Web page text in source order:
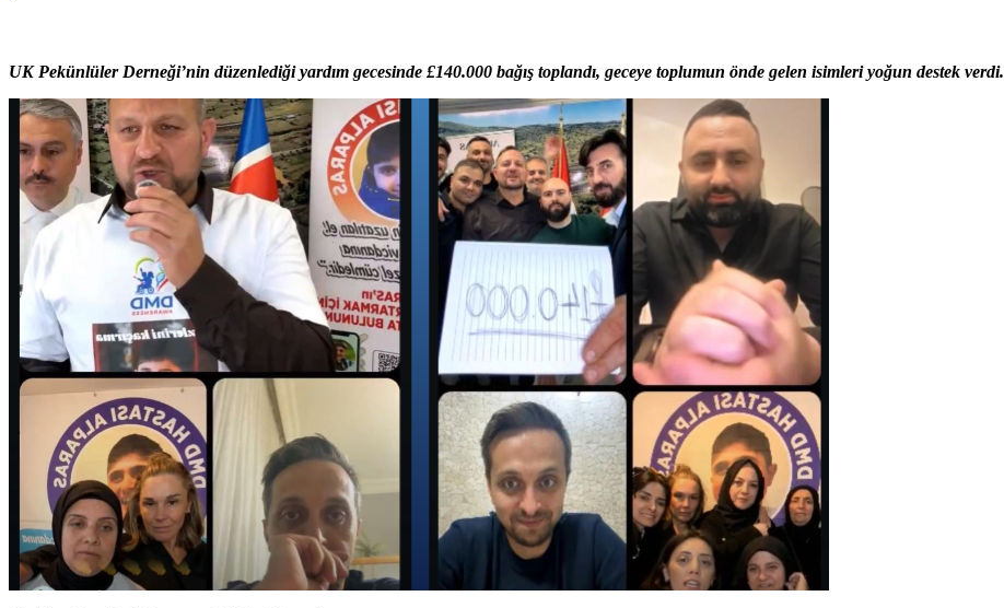
UK Pekünlüler Derneği’nin düzenlediği yardım gecesinde £140.000 bağış toplandı, geceye toplumun önde gelen isimleri yoğun destek verdi.